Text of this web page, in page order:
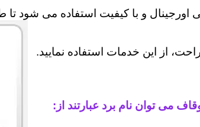
و با کیفیت استفاده می شود تا
از این خدمات استفاده نمایید.
می توان نام برد عبارتند از: